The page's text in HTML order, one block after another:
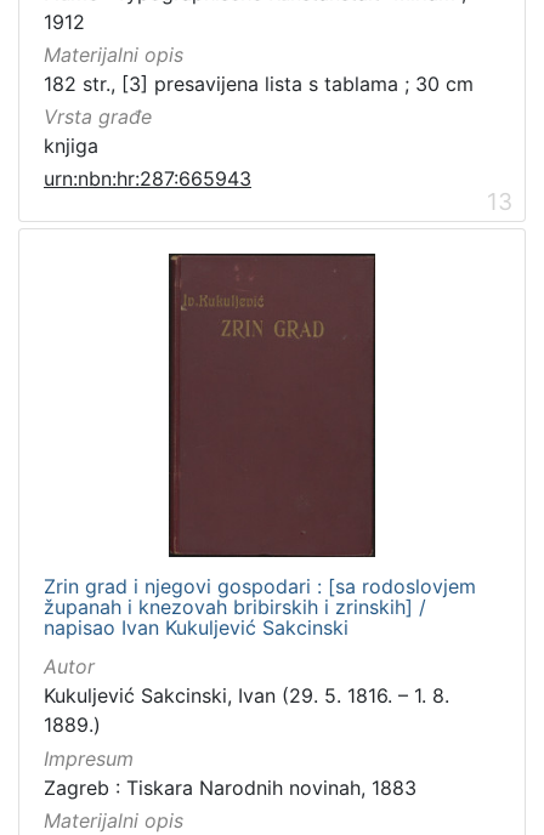
1912
Materijalni opis
182 str., [3] presavijena lista s tablama ; 30 cm
Vrsta građe
knjiga
urn:nbn:hr:287:665943
13
Zrin grad i njegovi gospodari : [sa rodoslovjem
županah i knezovah bribirskih i zrinskih] /
napisao Ivan Kukuljević Sakcinski
Autor
Kukuljević Sakcinski, Ivan (29. 5. 1816. – 1. 8.
1889.)
Impresum
Zagreb : Tiskara Narodnih novinah, 1883
Materijalni opis